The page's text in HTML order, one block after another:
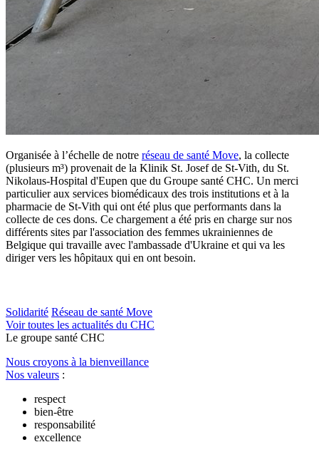
Organisée à l’échelle de notre réseau de santé Move, la collecte
(plusieurs m³) provenait de la Klinik St. Josef de St-Vith, du St.
Nikolaus-Hospital d'Eupen que du Groupe santé CHC. Un merci
particulier aux services biomédicaux des trois institutions et à la
pharmacie de St-Vith qui ont été plus que performants dans la
collecte de ces dons. Ce chargement a été pris en charge sur nos
différents sites par l'association des femmes ukrainiennes de
Belgique qui travaille avec l'ambassade d'Ukraine et qui va les
diriger vers les hôpitaux qui en ont besoin.
Solidarité Réseau de santé Move
Voir toutes les actualités du CHC
Le groupe santé CHC
Nous croyons à la bienveillance
Nos valeurs :
respect
bien-être
responsabilité
excellence